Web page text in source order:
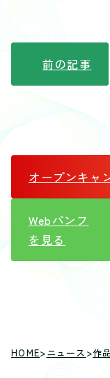
前の記事
オープンキャ
Webパンフ
を見る
HOME>ニュース >作